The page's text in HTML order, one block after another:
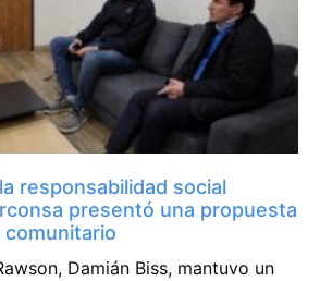
responsabilidad social
presentó una propuesta
Damián Biss, mantuvo un